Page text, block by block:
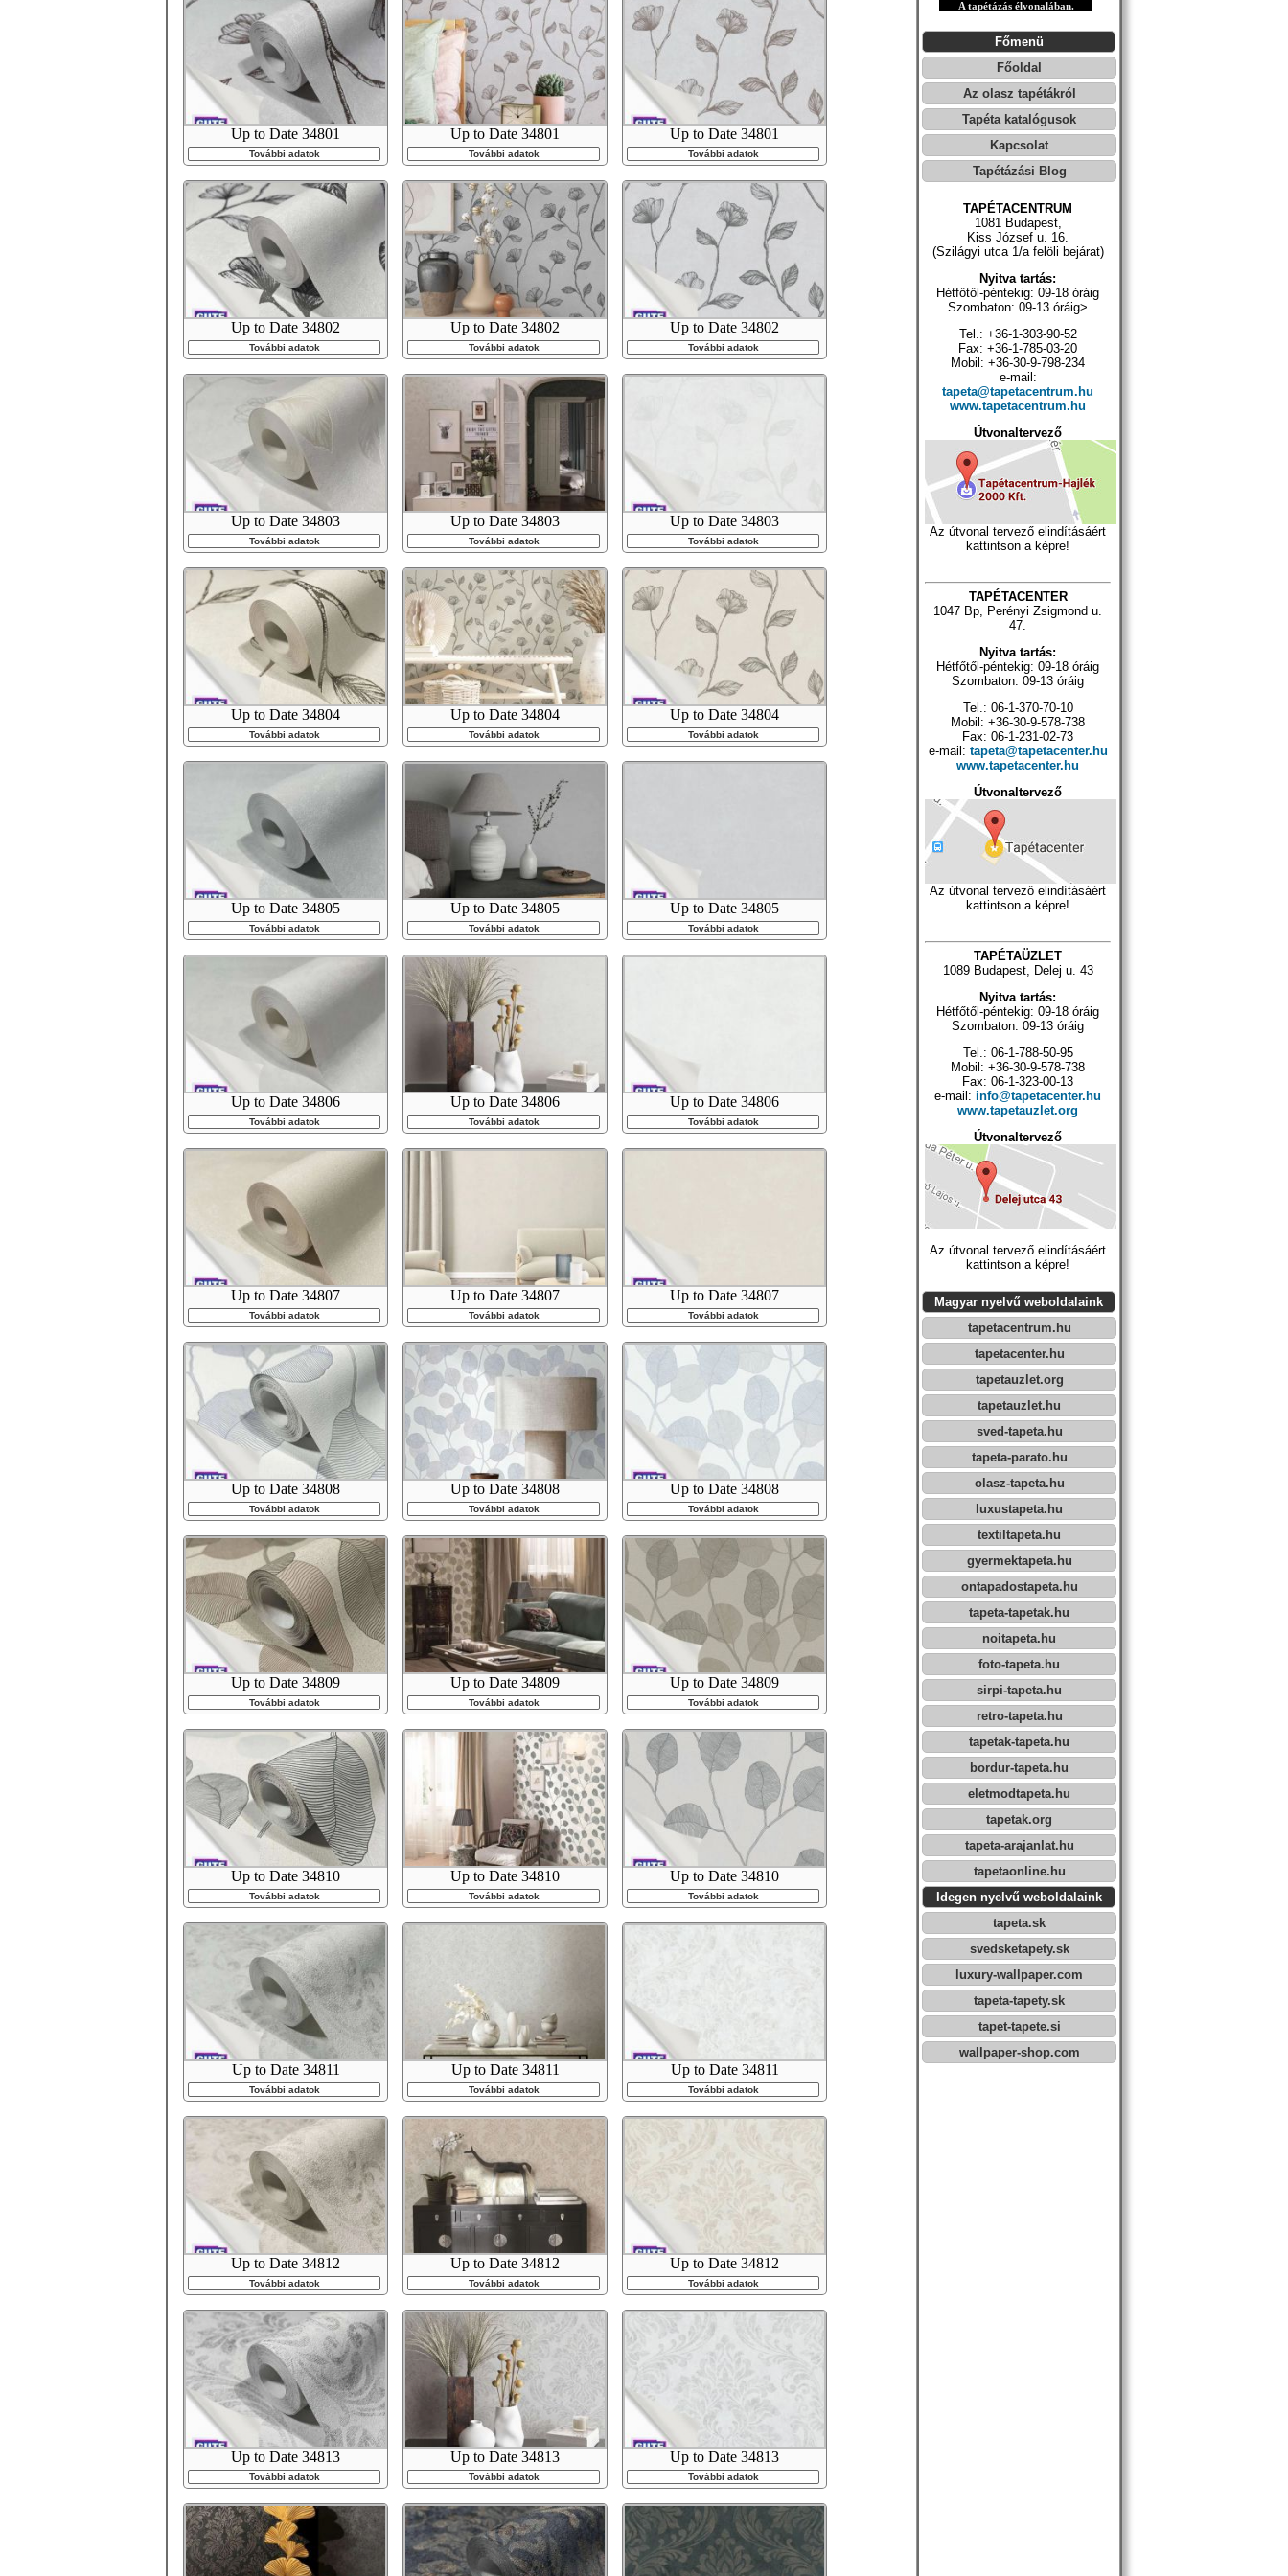
Up to Date 34801
További adatok
Up to Date 34801
További adatok
Up to Date 34801
További adatok
Up to Date 34802
További adatok
Up to Date 34802
További adatok
Up to Date 34802
További adatok
Up to Date 34803
További adatok
Up to Date 34803
További adatok
Up to Date 34803
További adatok
Up to Date 34804
További adatok
Up to Date 34804
További adatok
Up to Date 34804
További adatok
Up to Date 34805
További adatok
Up to Date 34805
További adatok
Up to Date 34805
További adatok
Up to Date 34806
További adatok
Up to Date 34806
További adatok
Up to Date 34806
További adatok
Up to Date 34807
További adatok
Up to Date 34807
További adatok
Up to Date 34807
További adatok
Up to Date 34808
További adatok
Up to Date 34808
További adatok
Up to Date 34808
További adatok
Up to Date 34809
További adatok
Up to Date 34809
További adatok
Up to Date 34809
További adatok
Up to Date 34810
További adatok
Up to Date 34810
További adatok
Up to Date 34810
További adatok
Up to Date 34811
További adatok
Up to Date 34811
További adatok
Up to Date 34811
További adatok
Up to Date 34812
További adatok
Up to Date 34812
További adatok
Up to Date 34812
További adatok
Up to Date 34813
További adatok
Up to Date 34813
További adatok
Up to Date 34813
További adatok
A tapétázás élvonalában.
Főmenü
Főoldal
Az olasz tapétákról
Tapéta katalógusok
Kapcsolat
Tapétázási Blog
TAPÉTACENTRUM
1081 Budapest,
Kiss József u. 16.
(Szilágyi utca 1/a felöli bejárat)
Nyitva tartás:
Hétfőtől-péntekig: 09-18 óráig
Szombaton: 09-13 óráig>
Tel.: +36-1-303-90-52
Fax: +36-1-785-03-20
Mobil: +36-30-9-798-234
e-mail:
tapeta@tapetacentrum.hu
www.tapetacentrum.hu
Útvonaltervező
Az útvonal tervező elindításáért
kattintson a képre!
TAPÉTACENTER
1047 Bp, Perényi Zsigmond u.
47.
Nyitva tartás:
Hétfőtől-péntekig: 09-18 óráig
Szombaton: 09-13 óráig
Tel.: 06-1-370-70-10
Mobil: +36-30-9-578-738
Fax: 06-1-231-02-73
e-mail: tapeta@tapetacenter.hu
www.tapetacenter.hu
Útvonaltervező
Az útvonal tervező elindításáért
kattintson a képre!
TAPÉTAÜZLET
1089 Budapest, Delej u. 43
Nyitva tartás:
Hétfőtől-péntekig: 09-18 óráig
Szombaton: 09-13 óráig
Tel.: 06-1-788-50-95
Mobil: +36-30-9-578-738
Fax: 06-1-323-00-13
e-mail: info@tapetacenter.hu
www.tapetauzlet.org
Útvonaltervező
Az útvonal tervező elindításáért
kattintson a képre!
Magyar nyelvű weboldalaink
tapetacentrum.hu
tapetacenter.hu
tapetauzlet.org
tapetauzlet.hu
sved-tapeta.hu
tapeta-parato.hu
olasz-tapeta.hu
luxustapeta.hu
textiltapeta.hu
gyermektapeta.hu
ontapadostapeta.hu
tapeta-tapetak.hu
noitapeta.hu
foto-tapeta.hu
sirpi-tapeta.hu
retro-tapeta.hu
tapetak-tapeta.hu
bordur-tapeta.hu
eletmodtapeta.hu
tapetak.org
tapeta-arajanlat.hu
tapetaonline.hu
Idegen nyelvű weboldalaink
tapeta.sk
svedsketapety.sk
luxury-wallpaper.com
tapeta-tapety.sk
tapet-tapete.si
wallpaper-shop.com